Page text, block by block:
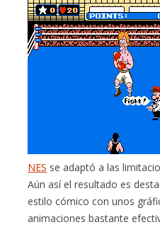
NES se adaptó a las
Aún así el resultado es
estilo cómico con unos
animaciones bastante